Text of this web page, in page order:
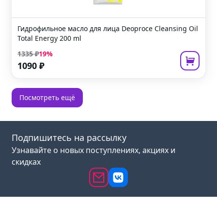
Гидрофильное масло для лица Deoproce Cleansing Oil
Total Energy 200 ml
1335₽19%
1090 ₽
Посмотреть ещё
Подпишитесь на рассылку
Узнавайте о новых поступлениях, акциях и
скидках